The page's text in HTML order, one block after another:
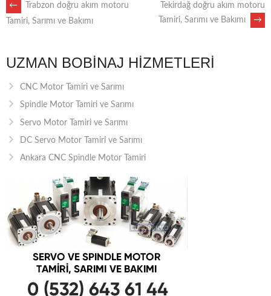
POST
←
Trabzon doğru akım motoru
Tamiri, Sarımı ve Bakımı
Tekirdağ doğru akım motoru
Tamiri, Sarımı ve Bakımı
→
UZMAN BOBINAJ HIZMETLERI
CNC Motor Tamiri ve Sarımı
Spindle Motor Tamiri ve Sarımı
Servo Motor Tamiri ve Sarımı
DC Servo Motor Tamiri ve Sarımı
Ankara CNC Spindle Motor Tamiri